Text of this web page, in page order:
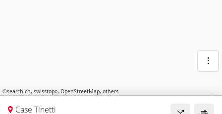
©search.ch, swisstopo, OpenStreetMap, others
Case Tinetti